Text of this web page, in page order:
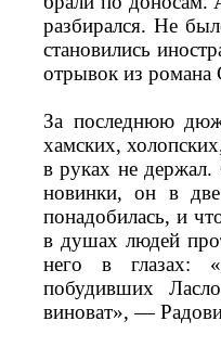
разбирался. Не
становились
отрывок из
За последнюю
хамских,
в руках не
новинки, он в
понадобилась, и
в душах людей
него в глазах:
побудивших
виноват», —